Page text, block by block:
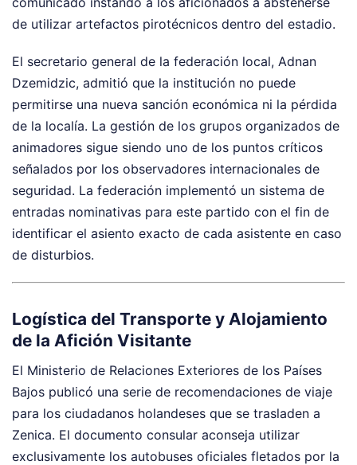
de utilizar artefactos pirotécnicos dentro del estadio.
El secretario general de la federación local, Adnan
Dzemidzic, admitió que la institución no puede
permitirse una nueva sanción económica ni la pérdida
de la localía. La gestión de los grupos organizados de
animadores sigue siendo uno de los puntos críticos
señalados por los observadores internacionales de
seguridad. La federación implementó un sistema de
entradas nominativas para este partido con el fin de
identificar el asiento exacto de cada asistente en caso
de disturbios.
Logística del Transporte y Alojamiento
de la Afición Visitante
El Ministerio de Relaciones Exteriores de los Países
Bajos publicó una serie de recomendaciones de viaje
para los ciudadanos holandeses que se trasladen a
Zenica. El documento consular aconseja utilizar
exclusivamente los autobuses oficiales fletados por la